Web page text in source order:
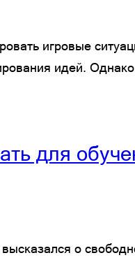
игровые
идей.
для
о